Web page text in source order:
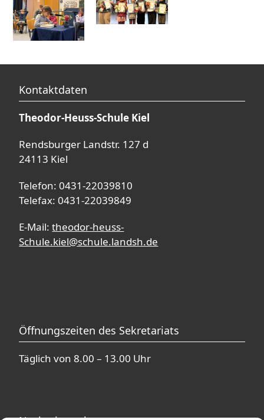
Kontaktdaten
Theodor-Heuss-Schule Kiel
Rendsburger Landstr. 127 d
24113 Kiel
Telefon: 0431-22039810
Telefax: 0431-22039849
E-Mail:theodor-heuss-
Schule.kiel@schule.landsh.de
Öffnungszeiten des Sekretariats
Täglich von 8.00 – 13.00 Uhr